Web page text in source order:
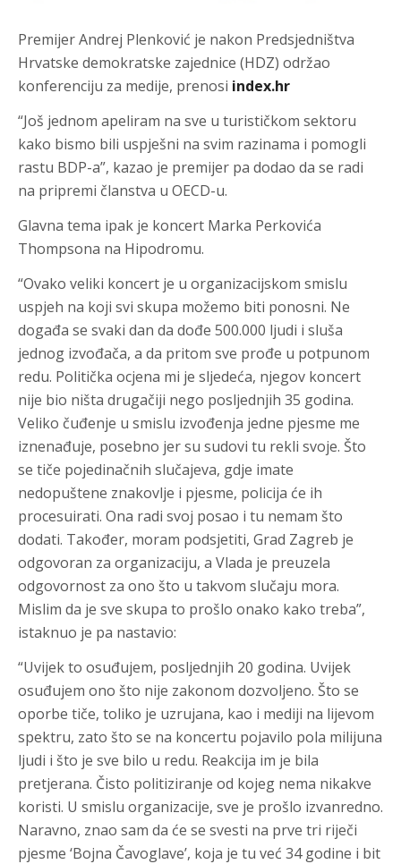
Premijer Andrej Plenković je nakon Predsjedništva
Hrvatske demokratske zajednice (HDZ) održao
konferenciju za medije, prenosi index.hr
“Još jednom apeliram na sve u turističkom sektoru
kako bismo bili uspješni na svim razinama i pomogli
rastu BDP-a”, kazao je premijer pa dodao da se radi
na pripremi članstva u OECD-u.
Glavna tema ipak je koncert Marka Perkovića
Thompsona na Hipodromu.
“Ovako veliki koncert je u organizacijskom smislu
uspjeh na koji svi skupa možemo biti ponosni. Ne
događa se svaki dan da dođe 500.000 ljudi i sluša
jednog izvođača, a da pritom sve prođe u potpunom
redu. Politička ocjena mi je sljedeća, njegov koncert
nije bio ništa drugačiji nego posljednjih 35 godina.
Veliko čuđenje u smislu izvođenja jedne pjesme me
iznenađuje, posebno jer su sudovi tu rekli svoje. Što
se tiče pojedinačnih slučajeva, gdje imate
nedopuštene znakovlje i pjesme, policija će ih
procesuirati. Ona radi svoj posao i tu nemam što
dodati. Također, moram podsjetiti, Grad Zagreb je
odgovoran za organizaciju, a Vlada je preuzela
odgovornost za ono što u takvom slučaju mora.
Mislim da je sve skupa to prošlo onako kako treba”,
istaknuo je pa nastavio:
“Uvijek to osuđujem, posljednjih 20 godina. Uvijek
osuđujem ono što nije zakonom dozvoljeno. Što se
oporbe tiče, toliko je uzrujana, kao i mediji na lijevom
spektru, zato što se na koncertu pojavilo pola milijuna
ljudi i što je sve bilo u redu. Reakcija im je bila
pretjerana. Čisto politiziranje od kojeg nema nikakve
koristi. U smislu organizacije, sve je prošlo izvanredno.
Naravno, znao sam da će se svesti na prve tri riječi
pjesme ‘Bojna Čavoglave’, koja je tu već 34 godine i bit